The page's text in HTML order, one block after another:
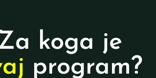
koga je
program?